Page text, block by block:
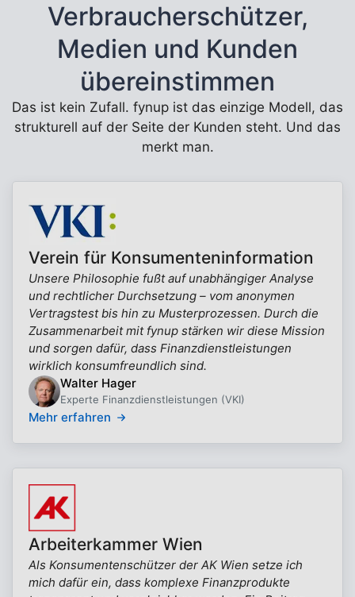
Verbraucherschützer,
Medien und Kunden
übereinstimmen
Das ist kein Zufall. fynup ist das einzige Modell, das
strukturell auf der Seite der Kunden steht. Und das
merkt man.
Verein für Konsumenteninformation
Unsere Philosophie fußt auf unabhängiger Analyse
und rechtlicher Durchsetzung – vom anonymen
Vertragstest bis hin zu Musterprozessen. Durch die
Zusammenarbeit mit fynup stärken wir diese Mission
und sorgen dafür, dass Finanzdienstleistungen
wirklich konsumfreundlich sind.
Walter Hager
Experte Finanzdienstleistungen (VKI)
Mehr erfahren
Arbeiterkammer Wien
Als Konsumentenschützer der AK Wien setze ich
mich dafür ein, dass komplexe Finanzprodukte